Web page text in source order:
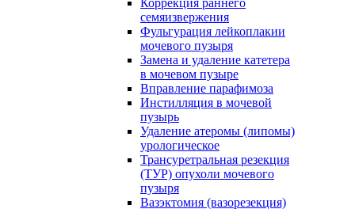
Коррекция раннего
семяизвержения
Фульгурация лейкоплакии
мочевого пузыря
Замена и удаление катетера
в мочевом пузыре
Вправление парафимоза
Инстилляция в мочевой
пузырь
Удаление атеромы (липомы)
урологическое
Трансуретральная резекция
(ТУР) опухоли мочевого
пузыря
Вазэктомия (вазорезекция)